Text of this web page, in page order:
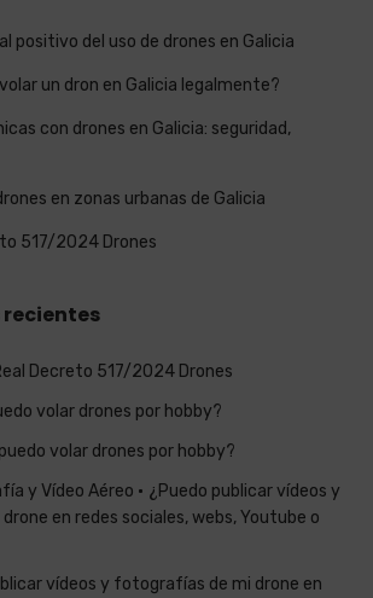
positivo del uso de drones en Galicia
un dron en Galicia legalmente?
con drones en Galicia: seguridad,
en zonas urbanas de Galicia
517/2024 Drones
Decreto 517/2024 Drones
volar drones por hobby?
volar drones por hobby?
y Vídeo Aéreo
¿Puedo publicar vídeos y
en redes sociales, webs, Youtube o
vídeos y fotografías de mi drone en